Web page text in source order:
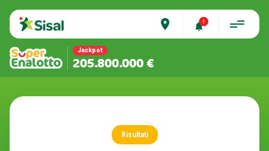
place
Jackpot
205.800.000 €
Risultati